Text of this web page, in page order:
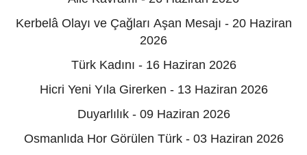
Kerbelâ Olayı ve Çağları Aşan Mesajı - 20 Haziran
2026
Türk Kadını - 16 Haziran 2026
Hicri Yeni Yıla Girerken - 13 Haziran 2026
Duyarlılık - 09 Haziran 2026
Osmanlıda Hor Görülen Türk - 03 Haziran 2026